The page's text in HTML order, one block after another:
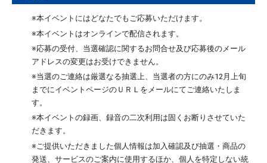
※本イベントにはどなたでもご応募いただけます。
※本イベントはオンラインで配信されます。
※応募の受付、当選確認に関するお問合せ及び応募後のメール
アドレスの変更はお受けできません。
※当選のご連絡は厳選なる抽選上、当選者の方にのみ12月上旬
までにイベントページのＵＲＬをメールにてご連絡いたしま
す。
※本イベントの録画、録音の二次利用は固くお断りさせていた
だきます。
※ご提供いただきました個人情報は加入確認及び抽選・商品の
発送、サービスのご案内に使用するほか、個人を特定しない統